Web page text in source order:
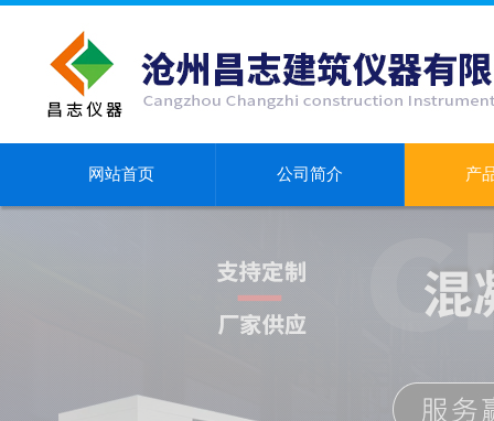
网站首页 公司简介 产